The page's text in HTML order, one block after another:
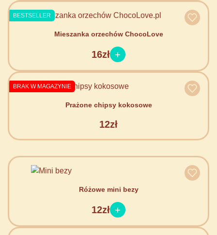
BESTSELLER
Mieszanka orzechów ChocoLove
16zł
BRAK W MAGAZYNIE
Prażone chipsy kokosowe
12zł
Różowe mini bezy
12zł